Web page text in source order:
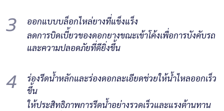
3
ออกแบบบล็อกไหล่ยางที่แข็งแร็ง
ลดการบิดเบี้ยวของดอกยางขณะเข้าโค้งเพื่อการบังคับรถ
และความปลอดภัยที่ดียิ่งขึ้น
4
ร่องรีดน้ำหลักและร่องดอกละเอียดช่วยให้น้ำไหลออกเร็ว
ขึ้น
ให้ประสิทธิภาพการรีดน้ำอย่างรวดเร็วและแรงต้านทาน